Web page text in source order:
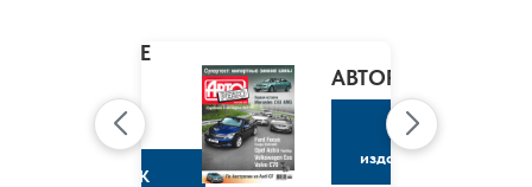
CLAIRE
МАРИ
КЛЭР
К
АВТОРЕВЮ
К
изданию